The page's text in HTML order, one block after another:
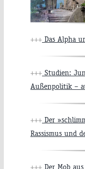
+++ Das Alpha
+++ Studien:
Außenpolitik –
+++ Der
Rassismus und
+++ Der Mob